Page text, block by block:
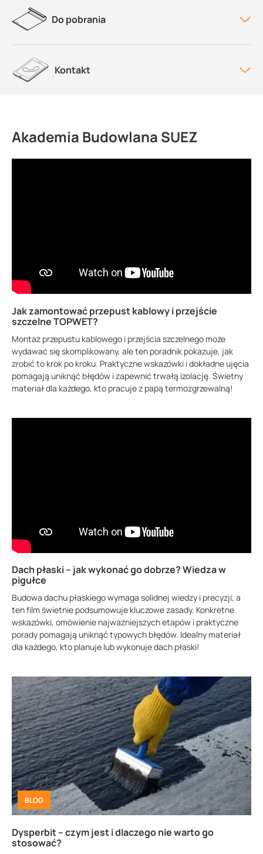
Do pobrania
Kontakt
Akademia Budowlana SUEZ
Jak zamontować przepust kablowy i przejście
szczelne TOPWET?
Montaż przepustu kablowego i przejścia szczelnego może
wydawać się skomplikowany, ale ten poradnik pokazuje, jak
zrobić to krok po kroku. Praktyczne wskazówki i dokładne ujęcia
pomagają uniknąć błędów i zapewnić trwałą izolację. Świetny
materiał dla każdego, kto pracuje z papą termozgrzewalną!
Dach płaski – jak wykonać go dobrze? Wiedza w
pigułce
Budowa dachu płaskiego wymaga solidnej wiedzy i precyzji, a
ten film świetnie podsumowuje kluczowe zasady. Konkretne
wskazówki, omówienie najważniejszych etapów i praktyczne
porady pomagają uniknąć typowych błędów. Idealny materiał
dla każdego, kto planuje lub wykonuje dach płaski!
BLOG
Dysperbit – czym jest i dlaczego nie warto go
stosować?